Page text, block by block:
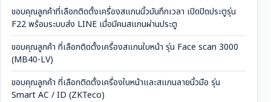
ขอบคุณลูกค้าที่เลือกติดตั้งเครื่องสแกนนิ้วบันทึกเวลา เปิดปิดประตูรุ่น
F22 พร้อมระบบส่ง LINE เมื่อมีคนสแกนผ่านประตู
ขอบคุณลูกค้า ที่เลือกติดตั้งเครื่องสแกนใบหน้า รุ่น Face scan 3000
(MB40-LV)
ขอบคุณลูกค้า ที่เลือกติดตั้งเครื่องใบหน้าและสแกนลายนิ้วมือ รุ่น
Smart AC / ID (ZKTeco)